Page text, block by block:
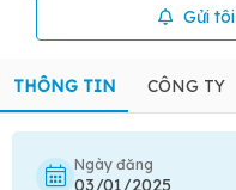
Gửi
THÔNG TIN CÔNG TY
Ngày đăng
03/01/2025